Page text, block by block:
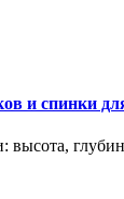
и спинки